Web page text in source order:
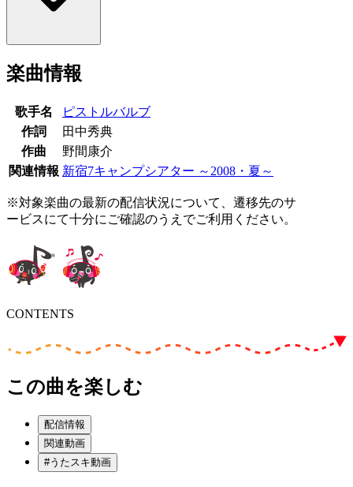
楽曲情報
歌手名
ピストルバルブ
作詞
田中秀典
作曲
野間康介
関連情報 新宿7キャンプシアター ～2008・夏～
※対象楽曲の最新の配信状況について、遷移先のサ
ービスにて十分にご確認のうえでご利用ください。
CONTENTS
この曲を楽しむ
配信情報
関連動画
#うたスキ動画